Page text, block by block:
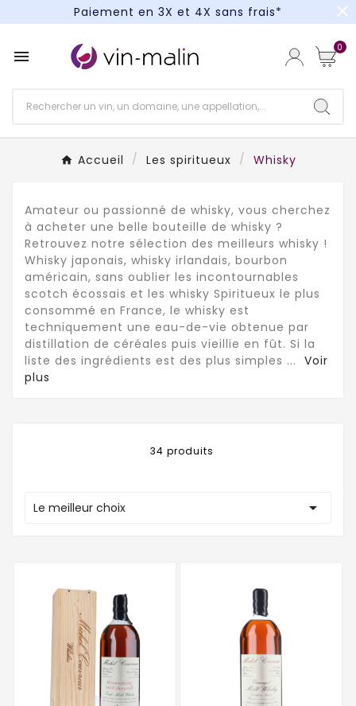
Paiement en 3X et 4X sans frais*
Paiement en 3X et 4X sans frais*
close
 0
Accueil Les spiritueux Whisky
Amateur ou passionné de whisky, vous cherchez
à acheter une belle bouteille de whisky ?
Retrouvez notre sélection des meilleurs whisky !
Whisky japonais, whisky irlandais, bourbon
américain, sans oublier les incontournables
scotch écossais et les whisky Spiritueux le plus
consommé en France, le whisky est
techniquement une eau-de-vie obtenue par
distillation de céréales puis vieillie en fût. Si la
liste des ingrédients est des plus simples ... Voir
plus
34 produits
Le meilleur choix 